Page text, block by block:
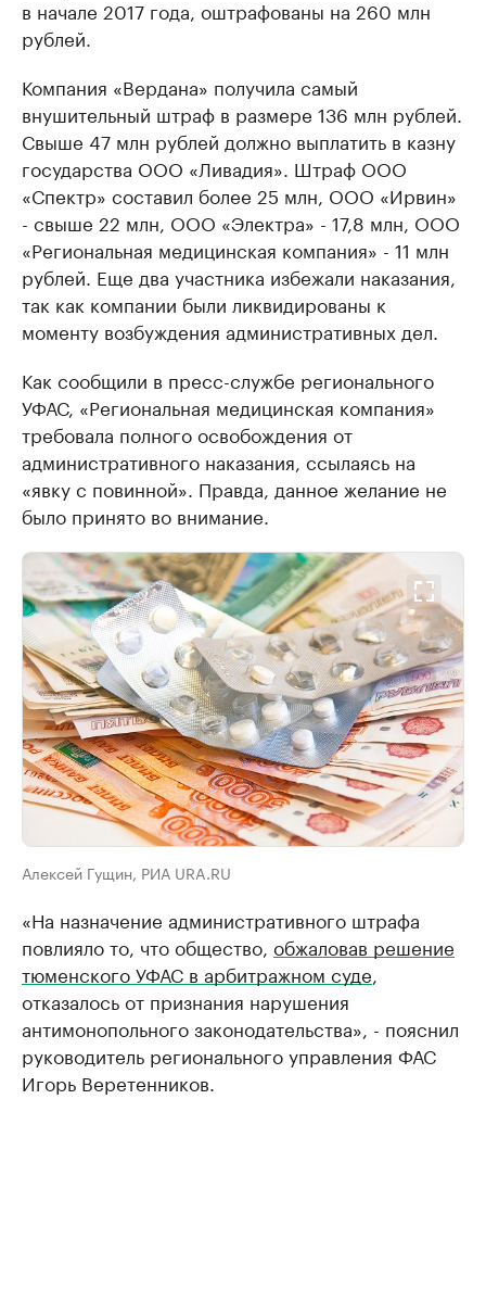
в начале 2017 года, оштрафованы на 260 млн
рублей.
Компания «Вердана» получила самый
внушительный штраф в размере 136 млн рублей.
Свыше 47 млн рублей должно выплатить в казну
государства ООО «Ливадия». Штраф ООО
«Спектр» составил более 25 млн, ООО «Ирвин»
- свыше 22 млн, ООО «Электра» - 17,8 млн, ООО
«Региональная медицинская компания» - 11 млн
рублей. Еще два участника избежали наказания,
так как компании были ликвидированы к
моменту возбуждения административных дел.
Как сообщили в пресс-службе регионального
УФАС, «Региональная медицинская компания»
требовала полного освобождения от
административного наказания, ссылаясь на
«явку с повинной». Правда, данное желание не
было принято во внимание.
Алексей Гущин, РИА URA.RU
«На назначение административного штрафа
повлияло то, что общество, обжаловав решение
тюменского УФАС в арбитражном суде,
отказалось от признания нарушения
антимонопольного законодательства», - пояснил
руководитель регионального управления ФАС
Игорь Веретенников.